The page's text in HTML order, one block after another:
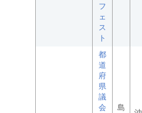
フ
ェ
ス
ト
都
道
府
県
議
会
島